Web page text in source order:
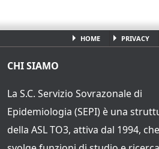
HOME PRIVACY
CHI SIAMO
La S.C. Servizio Sovrazonale di
Epidemiologia (SEPI) è una
della ASL TO3, attiva dal 1994, che